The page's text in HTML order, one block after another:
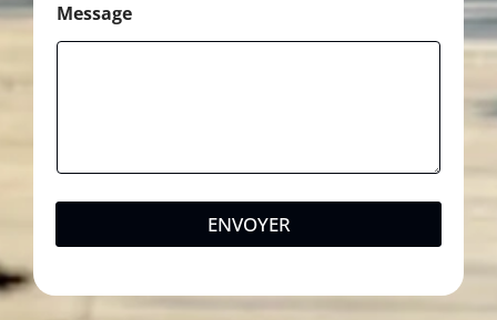
Message
ENVOYER